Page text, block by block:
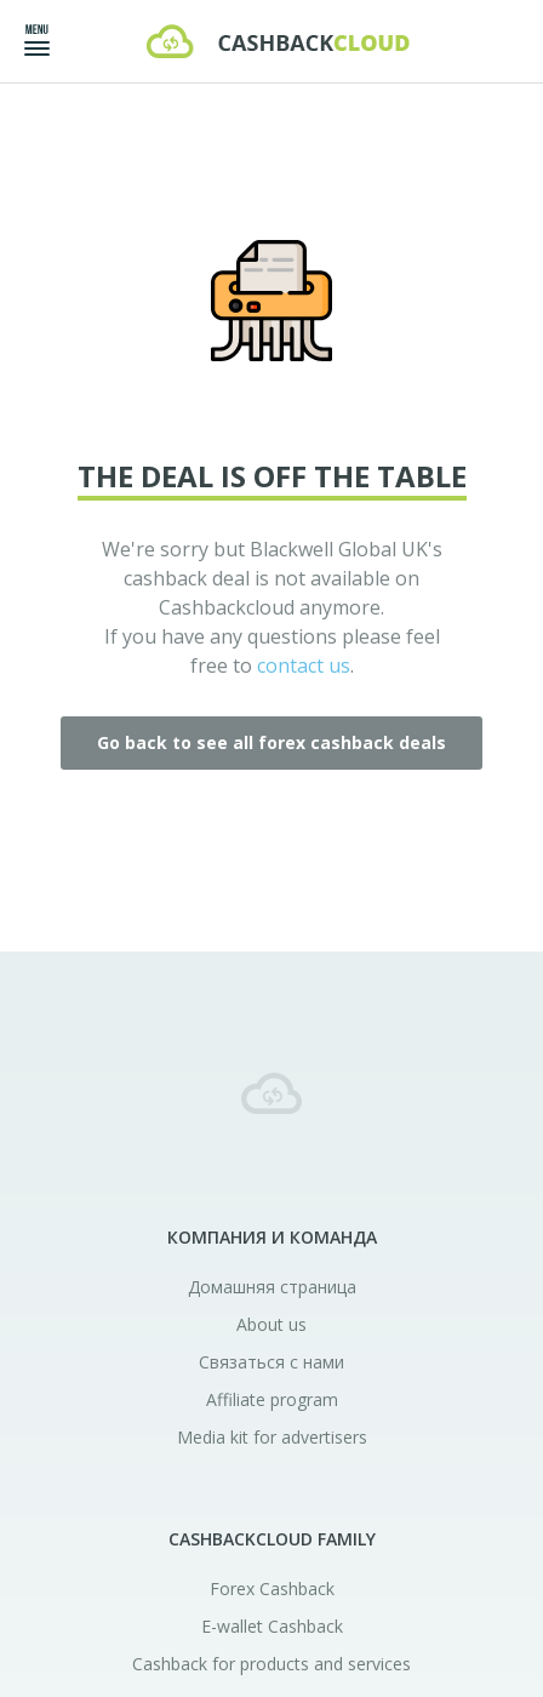
THE DEAL IS OFF THE TABLE
We're sorry but Blackwell Global UK's
cashback deal is not available on
Cashbackcloud anymore.
If you have any questions please feel
free to contact us.
Go back to see all forex cashback deals
КОМПАНИЯ И КОМАНДА
Домашняя страница
About us
Связаться с нами
Affiliate program
Media kit for advertisers
CASHBACKCLOUD FAMILY
Forex Cashback
E-wallet Cashback
Cashback for products and services